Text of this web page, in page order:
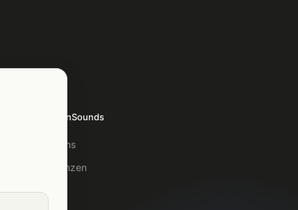
TelefonSounds
Über uns
Referenzen
Blog